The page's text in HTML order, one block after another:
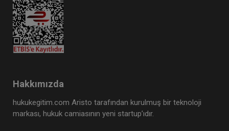
Hakkımızda
hukukegitim.com Aristo tarafından kurulmuş bir teknoloji
markası, hukuk camiasının yeni startup’ıdır.